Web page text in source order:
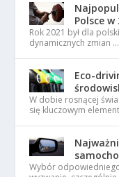
Polsce w
Rok 2021 był dla
dynamicznych zmian …
Eco-
W dobie rosnącej
się kluczowym
Wybór